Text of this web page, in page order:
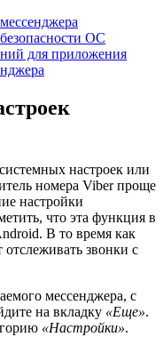
ОС
для приложения
настроек или
номера Viber проще
настройки
что эта функция в
В то время как
звонки с
мессенджера, с
на вкладку «Еще».
«Настройки».